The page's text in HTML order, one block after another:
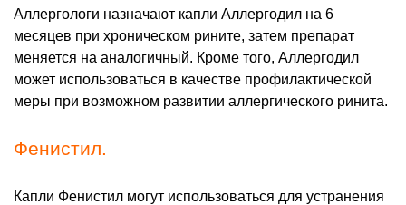
Аллергологи назначают капли Аллергодил на 6
месяцев при хроническом рините, затем препарат
меняется на аналогичный. Кроме того, Аллергодил
может использоваться в качестве профилактической
меры при возможном развитии аллергического ринита.
Фенистил.
Капли Фенистил могут использоваться для устранения